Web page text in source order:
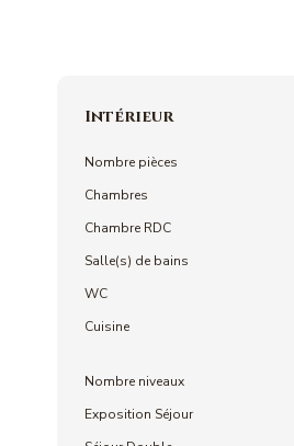
Intérieur
Nombre pièces
Chambres
Chambre RDC
Salle(s) de bains
WC
Cuisine
Nombre niveaux
Exposition Séjour